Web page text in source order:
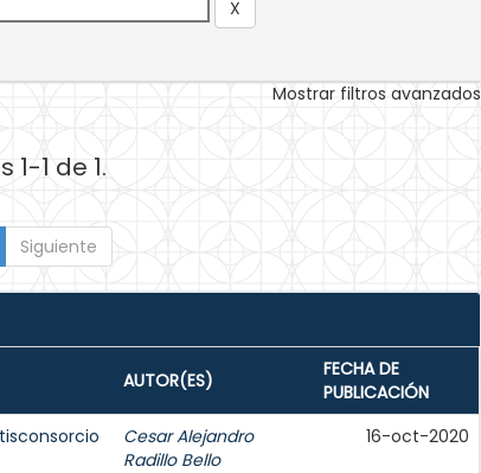
Mostrar filtros avanzados
1-1 de 1.
Siguiente
AUTOR(ES)
FECHA DE
PUBLICACIÓN
Cesar Alejandro
Radillo Bello
16-oct-2020